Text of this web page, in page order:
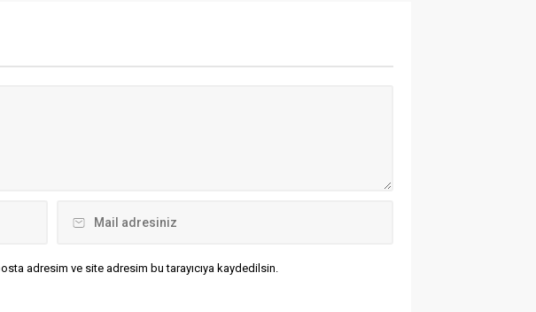
Başsavcılığı’nda ifade
verildi. Çağdaş Gazeteciler
adresim ve site adresim bu tarayıcıya kaydedilsin.